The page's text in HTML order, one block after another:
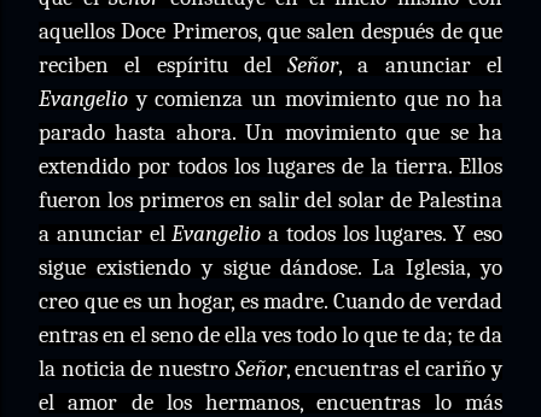
aquellos Doce Primeros, que salen después de que
reciben el espíritu delSeñor, a anunciar el
Evangelio y comienza un movimiento que no ha
parado hasta ahora. Un movimiento que se ha
extendido por todos los lugares de la tierra. Ellos
fueron los primeros en salir del solar de Palestina
a anunciar elEvangelio a todos los lugares. Y eso
sigue existiendo y sigue dándose. La Iglesia, yo
creo que es un hogar, es madre. Cuando de verdad
entras en el seno de ella ves todo lo que te da; te da
la noticia de nuestro Señor, encuentras el cariño y
el amor de los hermanos, encuentras lo más